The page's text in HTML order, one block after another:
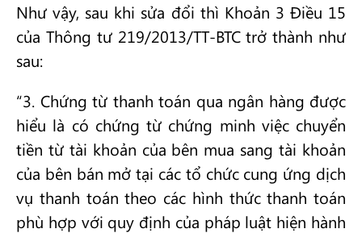
Như vậy, sau khi sửa đổi thì Khoản 3 Điều 15
của Thông tư 219/2013/TT-BTC trở thành như
sau:
“3. Chứng từ thanh toán qua ngân hàng được
hiểu là có chứng từ chứng minh việc chuyển
tiền từ tài khoản của bên mua sang tài khoản
của bên bán mở tại các tổ chức cung ứng dịch
vụ thanh toán theo các hình thức thanh toán
phù hợp với quy định của pháp luật hiện hành